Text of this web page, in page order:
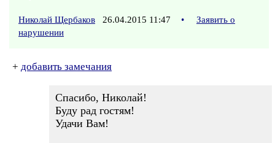
Николай Щербаков 26.04.2015 11:47 •
Заявить о
нарушении
+ добавить замечания
Спасибо, Николай!
Буду рад гостям!
Удачи Вам!